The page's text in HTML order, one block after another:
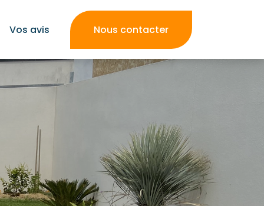
Vos avis Nous contacter